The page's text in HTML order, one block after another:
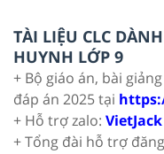
TÀI LIỆU CLC
HUYNH LỚP 9
+ Bộ giáo án, bài
đáp án 2025 tại
+ Hỗ trợ zalo:
+ Tổng đài hỗ trợ